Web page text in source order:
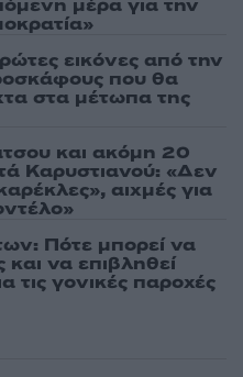
μέρα για την
εικόνες από την
που θα
στα μέτωπα της
και ακόμη 20
Καρυστιανού: «Δεν
αιχμές για
Πότε μπορεί να
να επιβληθεί
τις γονικές παροχές